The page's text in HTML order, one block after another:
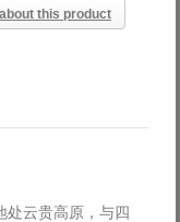
this product
处云贵高原，与四